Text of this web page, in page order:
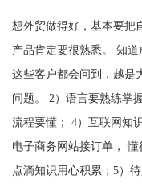
想外贸做得好，基本要把
产品肯定要很熟悉。 知道
这些客户都会问到，越是
问题。 2）语言要熟练掌
流程要懂； 4）互联网知
电子商务网站接订单，
点滴知识用心积累；5）